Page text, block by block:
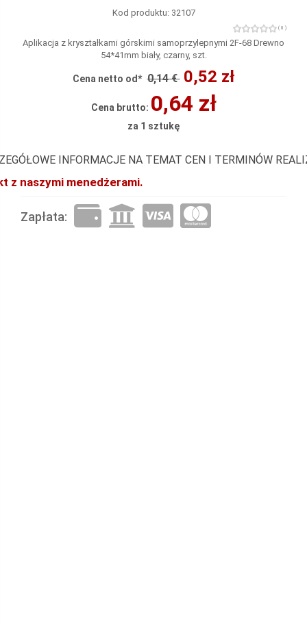
Kod produktu: 32107
( 0 )
Aplikacja z kryształkami górskimi samoprzylepnymi 2F-68 Drewno
54*41mm biały, czarny, szt.
Cena netto od* 0,14 € 0,52 zł
Cena brutto: 0,64 zł
za 1 sztukę
INFORMACJE NA TEMAT CEN I TERMINÓW
z naszymi menedżerami.
Zapłata: